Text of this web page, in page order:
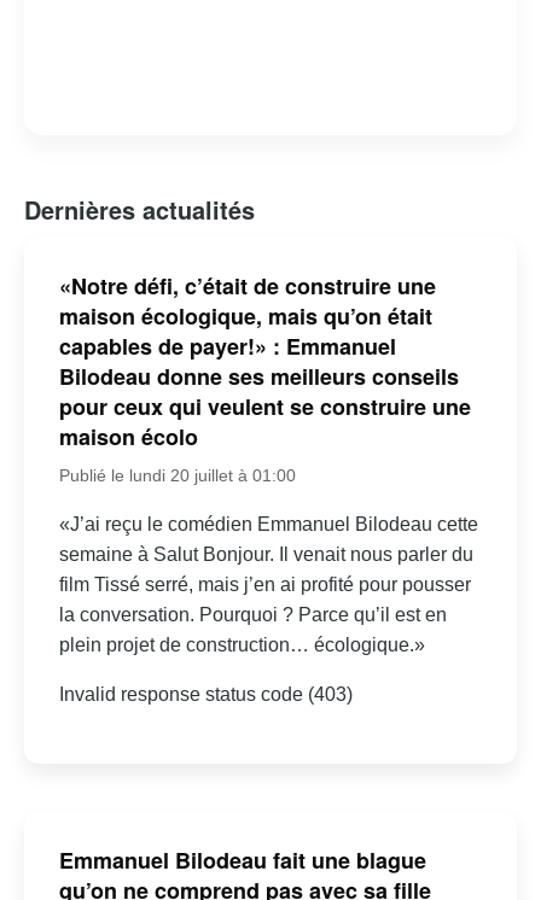
Dernières actualités
«Notre défi, c’était de construire une
maison écologique, mais qu’on était
capables de payer!» : Emmanuel
Bilodeau donne ses meilleurs conseils
pour ceux qui veulent se construire une
maison écolo
Publié le lundi 20 juillet à 01:00
«J’ai reçu le comédien Emmanuel Bilodeau cette
semaine à Salut Bonjour. Il venait nous parler du
film Tissé serré, mais j’en ai profité pour pousser
la conversation. Pourquoi ? Parce qu’il est en
plein projet de construction… écologique.»
Invalid response status code (403)
Emmanuel Bilodeau fait une blague
qu’on ne comprend pas avec sa fille